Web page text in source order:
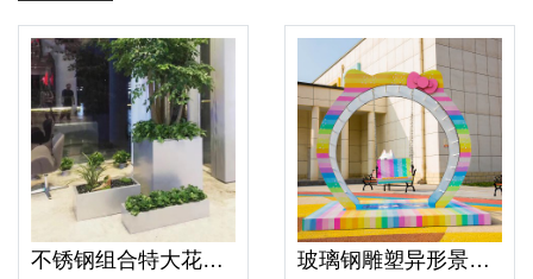
不锈钢组合特大花箱落地别墅门口卧式绿植花盆 玻璃钢雕塑异形景观不锈钢门头创意公园摆件